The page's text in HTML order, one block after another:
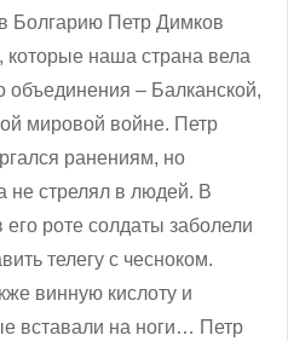
Болгарию Петр Димков
которые наша страна вела
объединения – Балканской,
мировой войне. Петр
ранениям, но
не стрелял в людей. В
его роте солдаты заболели
телегу с чесноком.
винную кислоту и
вставали на ноги… Петр